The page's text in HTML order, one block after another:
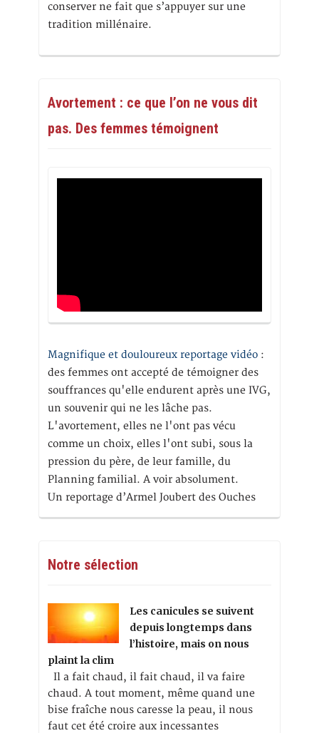
conserver ne fait que s’appuyer sur une
tradition millénaire.
Avortement : ce que l’on ne vous dit
pas. Des femmes témoignent
Magnifique et douloureux reportage vidéo :
des femmes ont accepté de témoigner des
souffrances qu'elle endurent après une IVG,
un souvenir qui ne les lâche pas.
L'avortement, elles ne l'ont pas vécu
comme un choix, elles l'ont subi, sous la
pression du père, de leur famille, du
Planning familial. A voir absolument.
Un reportage d’Armel Joubert des Ouches
Notre sélection
Les canicules se suivent
depuis longtemps dans
l’histoire, mais on nous
plaint la clim
Il a fait chaud, il fait chaud, il va faire
chaud. A tout moment, même quand une
bise fraîche nous caresse la peau, il nous
faut cet été croire aux incessantes